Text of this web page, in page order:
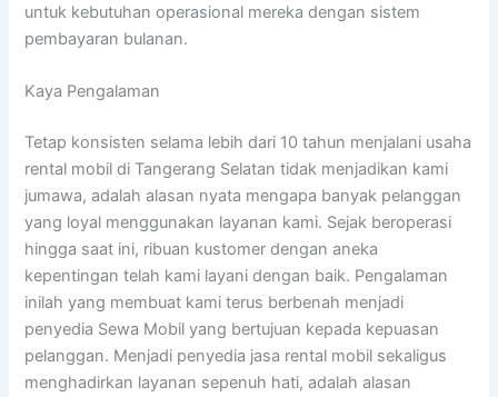
untuk kebutuhan operasional mereka dengan sistem
pembayaran bulanan.
Kaya Pengalaman
Tetap konsisten selama lebih dari 10 tahun menjalani usaha
rental mobil di Tangerang Selatan tidak menjadikan kami
jumawa, adalah alasan nyata mengapa banyak pelanggan
yang loyal menggunakan layanan kami. Sejak beroperasi
hingga saat ini, ribuan kustomer dengan aneka
kepentingan telah kami layani dengan baik. Pengalaman
inilah yang membuat kami terus berbenah menjadi
penyedia Sewa Mobil yang bertujuan kepada kepuasan
pelanggan. Menjadi penyedia jasa rental mobil sekaligus
menghadirkan layanan sepenuh hati, adalah alasan